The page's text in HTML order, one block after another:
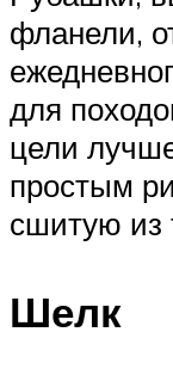
фланели,
для
цели
простым
сшитую из
Шелк